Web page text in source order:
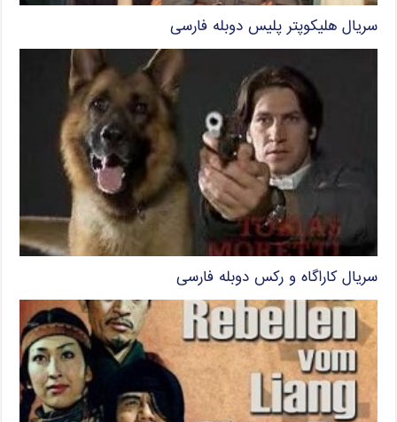
سریال هلیکوپتر پلیس دوبله فارسی
سریال کاراگاه و رکس دوبله فارسی